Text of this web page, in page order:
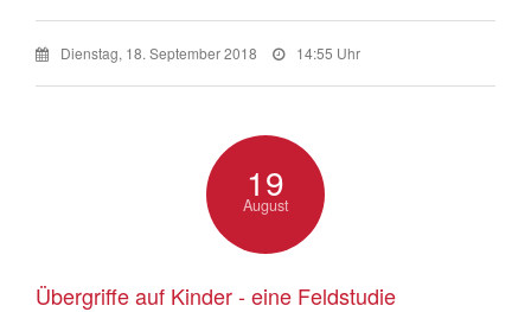
Dienstag, 18. September 2018 14:55 Uhr
19
August
Übergriffe auf Kinder - eine Feldstudie